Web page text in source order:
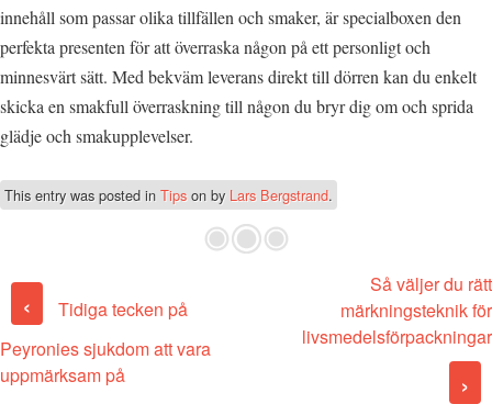
innehåll som passar olika tillfällen och smaker, är specialboxen den
perfekta presenten för att överraska någon på ett personligt och
minnesvärt sätt. Med bekväm leverans direkt till dörren kan du enkelt
skicka en smakfull överraskning till någon du bryr dig om och sprida
glädje och smakupplevelser.
This entry was posted in Tips on by Lars Bergstrand.
‹
Tidiga tecken på
Peyronies sjukdom att vara
uppmärksam på
Så väljer du rätt
märkningsteknik för
livsmedelsförpackningar
›